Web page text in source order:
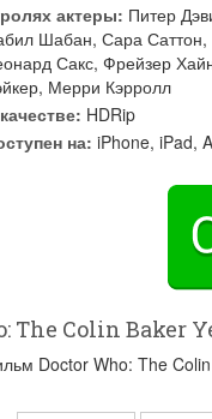
актеры: Питер
Шабан, Сара Саттон,
Сакс, Фрейзер
, Мерри Кэрролл
HDRip
на: iPhone, iPad,
Colin Baker
Doctor Who: The